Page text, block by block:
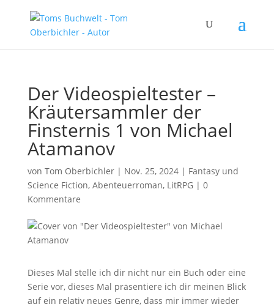
Der Videospieltester –
Kräutersammler der
Finsternis 1 von Michael
Atamanov
von Tom Oberbichler| Nov. 25, 2024| Fantasy und
Science Fiction, Abenteuerroman, LitRPG| 0
Kommentare
Dieses Mal stelle ich dir nicht nur ein Buch oder eine
Serie vor, dieses Mal präsentiere ich dir meinen Blick
auf ein relativ neues Genre, dass mir immer wieder